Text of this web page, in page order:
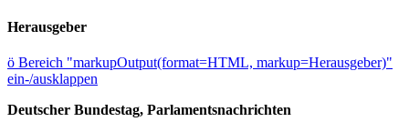
Herausgeber
ö Bereich "markupOutput(format=HTML, markup=Herausgeber)"
ein-/ausklappen
Deutscher Bundestag, Parlamentsnachrichten